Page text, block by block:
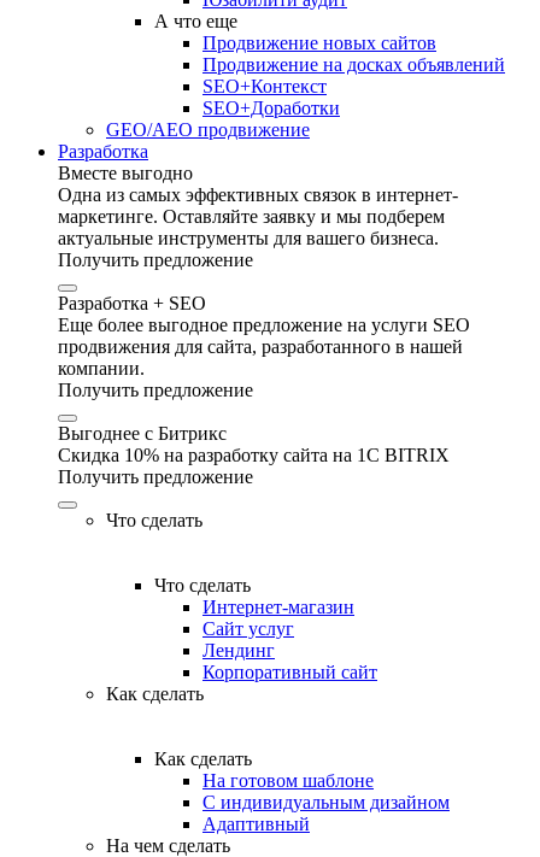
А что еще
Продвижение новых сайтов
Продвижение на досках объявлений
SEO+Контекст
SEO+Доработки
GEO/AEO продвижение
Разработка
Вместе выгодно
Одна из самых эффективных связок в интернет-
маркетинге. Оставляйте заявку и мы подберем
актуальные инструменты для вашего бизнеса.
Получить предложение
Разработка + SEO
Еще более выгодное предложение на услуги SEO
продвижения для сайта, разработанного в нашей
компании.
Получить предложение
Выгоднее с Битрикс
Скидка 10% на разработку сайта на 1C BITRIX
Получить предложение
Что сделать
Что сделать
Интернет-магазин
Сайт услуг
Лендинг
Корпоративный сайт
Как сделать
Как сделать
На готовом шаблоне
С индивидуальным дизайном
Адаптивный
На чем сделать